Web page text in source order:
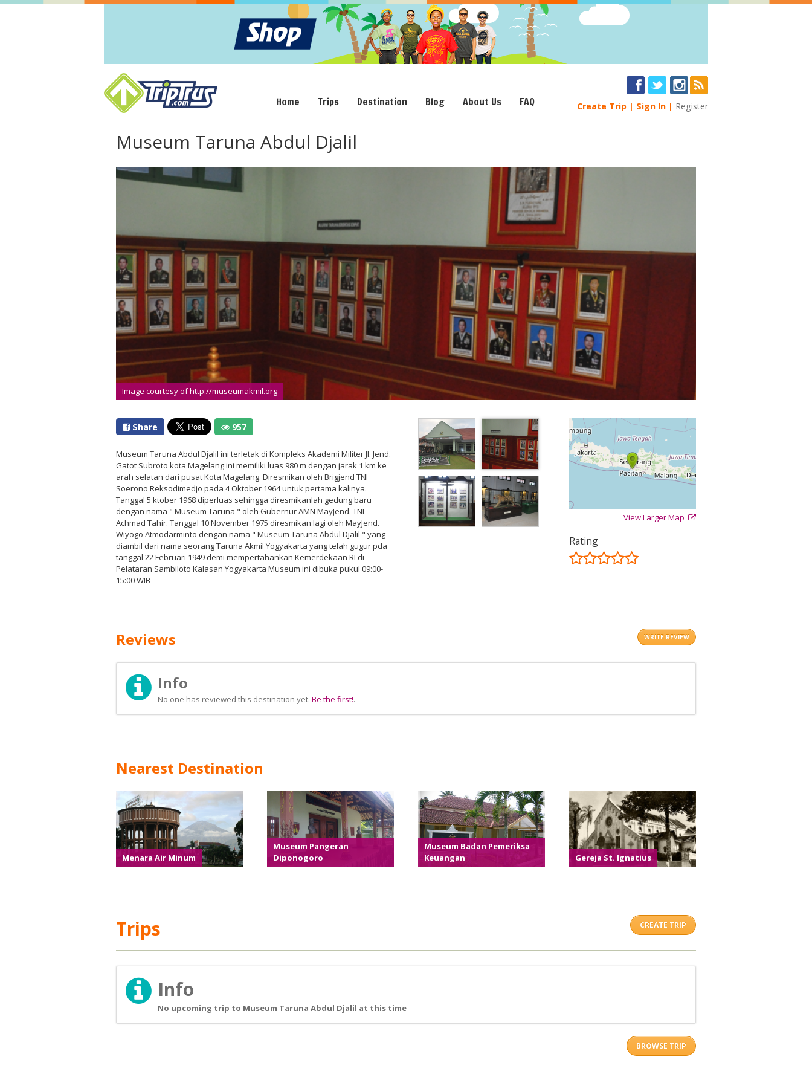
Home Trips Destination Blog About Us FAQ Create Trip Sign In Register
Museum Taruna Abdul Djalil
Image courtesy of http://museumakmil.org
Share 957
Museum Taruna Abdul Djalil ini terletak di Kompleks Akademi Militer Jl. Jend.
Gatot Subroto kota Magelang ini memiliki luas 980 m dengan jarak 1 km ke
arah selatan dari pusat Kota Magelang. Diresmikan oleh Brigjend TNI
Soerono Reksodimedjo pada 4 Oktober 1964 untuk pertama kalinya.
Tanggal 5 ktober 1968 diperluas sehingga diresmikanlah gedung baru
dengan nama " Museum Taruna " oleh Gubernur AMN MayJend. TNI
Achmad Tahir. Tanggal 10 November 1975 diresmikan lagi oleh MayJend.
Wiyogo Atmodarminto dengan nama " Museum Taruna Abdul Djalil " yang
diambil dari nama seorang Taruna Akmil Yogyakarta yang telah gugur pda
tanggal 22 Februari 1949 demi mempertahankan Kemerdekaan RI di
Pelataran Sambiloto Kalasan Yogyakarta Museum ini dibuka pukul 09:00-
15:00 WIB
View Larger Map
Rating
WRITE REVIEW
Reviews
Info
No one has reviewed this destination yet. Be the first!.
Nearest Destination
Menara Air Minum
Museum Pangeran
Diponogoro
Museum Badan Pemeriksa
Keuangan
Gereja St. Ignatius
Trips CREATE TRIP
Info
No upcoming trip to Museum Taruna Abdul Djalil at this time
BROWSE TRIP